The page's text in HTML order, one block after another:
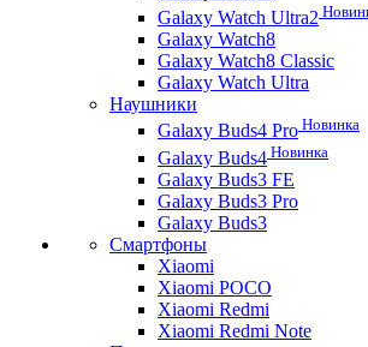
Galaxy Watch Ultra2
Galaxy Watch8
Galaxy Watch8 Classic
Galaxy Watch Ultra
Наушники
Galaxy Buds4 Pro Новинка
Galaxy Buds4 Новинка
Galaxy Buds3 FE
Galaxy Buds3 Pro
Galaxy Buds3
Смартфоны
Xiaomi
Xiaomi POCO
Xiaomi Redmi
Xiaomi Redmi Note